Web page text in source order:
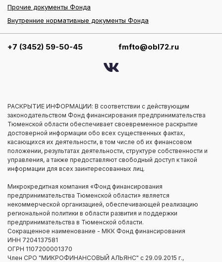
Прочие документы Фонда
Внутренние нормативные документы Фонда
+7 (3452) 59-50-45 fmfto@obl72.ru
РАСКРЫТИЕ ИНФОРМАЦИИ: В соответствии с действующим
законодательством Фонд финансирования предпринимательства
Тюменской области обеспечивает своевременное раскрытие
достоверной информации обо всех существенных фактах,
касающихся их деятельности, в том числе об их финансовом
положении, результатах деятельности, структуре собственности и
управления, а также предоставляют свободный доступ к такой
информации для всех заинтересованных лиц.
Микрокредитная компания «Фонд финансирования
предпринимательства Тюменской области» является
некоммерческой организацией, обеспечивающей реализацию
региональной политики в области развития и поддержки
предпринимательства в Тюменской области.
Сокращенное наименование - МКК Фонд финансирования
ИНН 7204137581
ОГРН 1107200001370
Член СРО "МИКРОФИНАНСОВЫЙ АЛЬЯНС" с 29.09.2015 г.,